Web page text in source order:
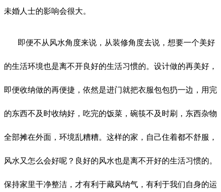
未婚人士的影响会很大。
即便不从风水角度来说，从装修角度去说，想要一个美好
的生活环境也是离不开良好的生活习惯的。设计做的再美好，
即便收纳做的再便捷，依然是进门就把衣服包包扔一边，用完
的东西不及时收纳好，吃完的饭菜，碗筷不及时刷，东西杂物
全部摊在外面，环境乱糟糟。这样的家，自己住着都不舒服，
风水又怎么会好呢？良好的风水也是离不开好的生活习惯的。
保持家里干净整洁，才有利于藏风纳气，有利于我们自身的运